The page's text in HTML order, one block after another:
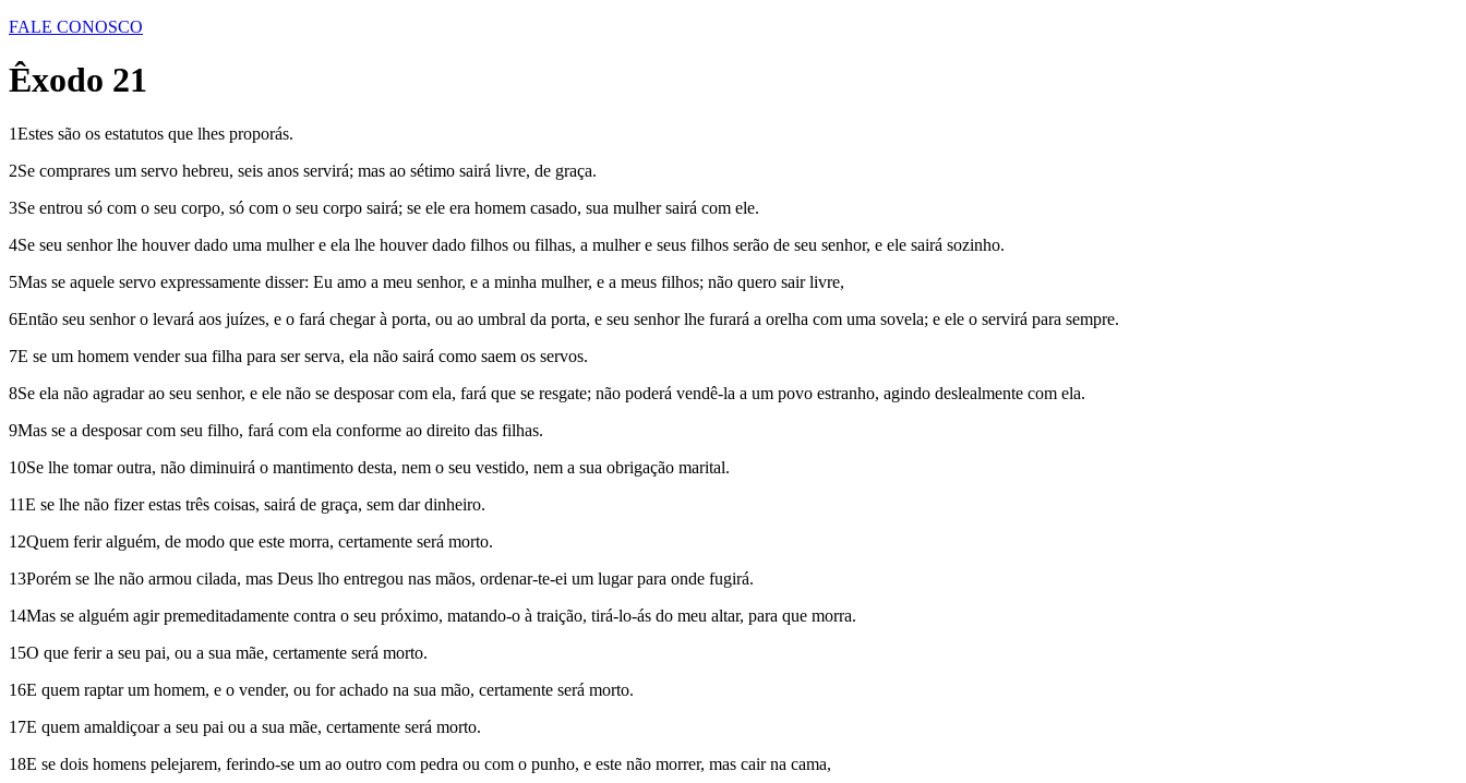
FALE CONOSCO
Êxodo 21
1Estes são os estatutos que lhes proporás.
2Se comprares um servo hebreu, seis anos servirá; mas ao sétimo sairá livre, de graça.
3Se entrou só com o seu corpo, só com o seu corpo sairá; se ele era homem casado, sua mulher sairá com ele.
4Se seu senhor lhe houver dado uma mulher e ela lhe houver dado filhos ou filhas, a mulher e seus filhos serão de seu senhor, e ele sairá sozinho.
5Mas se aquele servo expressamente disser: Eu amo a meu senhor, e a minha mulher, e a meus filhos; não quero sair livre,
6Então seu senhor o levará aos juízes, e o fará chegar à porta, ou ao umbral da porta, e seu senhor lhe furará a orelha com uma sovela; e ele o servirá para sempre.
7E se um homem vender sua filha para ser serva, ela não sairá como saem os servos.
8Se ela não agradar ao seu senhor, e ele não se desposar com ela, fará que se resgate; não poderá vendê-la a um povo estranho, agindo deslealmente com ela.
9Mas se a desposar com seu filho, fará com ela conforme ao direito das filhas.
10Se lhe tomar outra, não diminuirá o mantimento desta, nem o seu vestido, nem a sua obrigação marital.
11E se lhe não fizer estas três coisas, sairá de graça, sem dar dinheiro.
12Quem ferir alguém, de modo que este morra, certamente será morto.
13Porém se lhe não armou cilada, mas Deus lho entregou nas mãos, ordenar-te-ei um lugar para onde fugirá.
14Mas se alguém agir premeditadamente contra o seu próximo, matando-o à traição, tirá-lo-ás do meu altar, para que morra.
15O que ferir a seu pai, ou a sua mãe, certamente será morto.
16E quem raptar um homem, e o vender, ou for achado na sua mão, certamente será morto.
17E quem amaldiçoar a seu pai ou a sua mãe, certamente será morto.
18E se dois homens pelejarem, ferindo-se um ao outro com pedra ou com o punho, e este não morrer, mas cair na cama,